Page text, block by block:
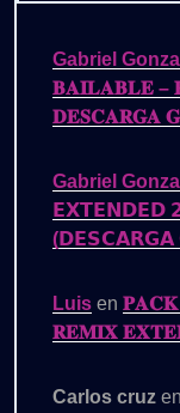
Gabriel
𝐁𝐀𝐈𝐋𝐀𝐁𝐋𝐄 –
𝐃𝐄𝐒𝐂𝐀𝐑𝐆𝐀
Gabriel
𝗘𝗫𝗧𝗘𝗡𝗗𝗘𝗗
(𝗗𝗘𝗦𝗖𝗔𝗥𝗚𝗔
Luis en 𝐏𝐀𝐂𝐊
𝐑𝐄𝐌𝐈𝐗
Carlos cruz en